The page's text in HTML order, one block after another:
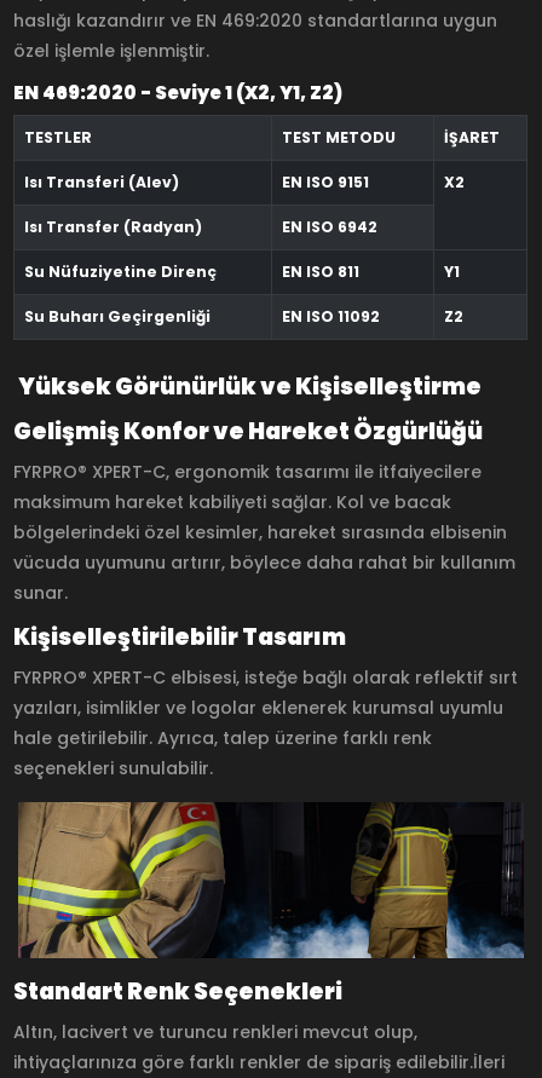
haslığı kazandırır ve EN 469:2020 standartlarına uygun
özel işlemle işlenmiştir.
EN 469:2020 - Seviye 1 (X2, Y1, Z2)
TESTLER TEST METODU İŞARET
Isı Transferi (Alev) EN ISO 9151 X2
Isı Transfer (Radyan) EN ISO 6942
Su Nüfuziyetine Direnç EN ISO 811 Y1
Su Buharı Geçirgenliği EN ISO 11092 Z2
Yüksek Görünürlük ve Kişiselleştirme
Gelişmiş Konfor ve Hareket Özgürlüğü
FYRPRO® XPERT-C, ergonomik tasarımı ile itfaiyecilere
maksimum hareket kabiliyeti sağlar. Kol ve bacak
bölgelerindeki özel kesimler, hareket sırasında elbisenin
vücuda uyumunu artırır, böylece daha rahat bir kullanım
sunar.
Kişiselleştirilebilir Tasarım
FYRPRO® XPERT-C elbisesi, isteğe bağlı olarak reflektif sırt
yazıları, isimlikler ve logolar eklenerek kurumsal uyumlu
hale getirilebilir. Ayrıca, talep üzerine farklı renk
seçenekleri sunulabilir.
Standart Renk Seçenekleri
Altın, lacivert ve turuncu renkleri mevcut olup,
ihtiyaçlarınıza göre farklı renkler de sipariş edilebilir.İleri